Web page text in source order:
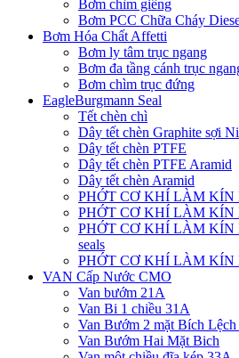
Bơm chìm giếng
Bơm PCC Chữa Cháy
Bơm Hóa Chất Affetti
Bơm ly tâm trục ngang
Bơm đa tầng cánh trục
Bơm chìm trục đứng
EagleBurgmann Seal
Tết chèn chì
Dây tết chèn Graphite sợi
Dây tết chèn PTFE
Dây tết chèn PTFE Aramid
Dây tết chèn Aramid
PHỚT CƠ KHÍ LÀM KÍN
PHỚT CƠ KHÍ LÀM KÍN
PHỚT CƠ KHÍ LÀM KÍN
seals
PHỚT CƠ KHÍ LÀM KÍN
VAN Cấp Nước CMO
Van bướm 21A
Van Bi 1 chiều 31A
Van Bướm 2 mặt Bích Lệch
Van Bướm Hai Mặt Bich